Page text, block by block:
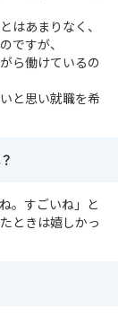
はあまりなく、
ですが、
ら働けているの
と思い就職を希
。すごいね」と
ときは嬉しかっ